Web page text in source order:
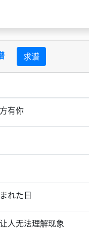
求谱
有你
れた日
人无法理解现象